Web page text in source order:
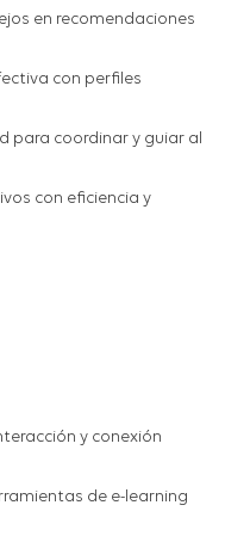
en recomendaciones
con perfiles
para coordinar y guiar al
con eficiencia y
y conexión
de e-learning